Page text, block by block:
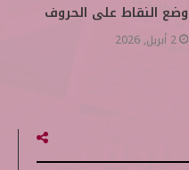
وضع النقاط على الحروف
2 أبريل, 2026